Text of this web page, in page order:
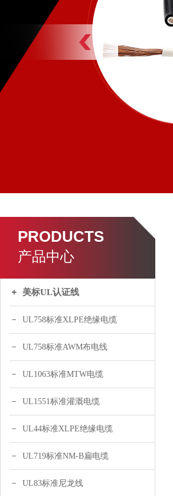
PRODUCTS
产品中心
美标UL认证线
UL758标准XLPE绝缘电缆
UL758标准AWM布电线
UL1063标准MTW电缆
UL1551标准灌溉电缆
UL44标准XLPE绝缘电缆
UL719标准NM-B扁电缆
UL83标准尼龙线